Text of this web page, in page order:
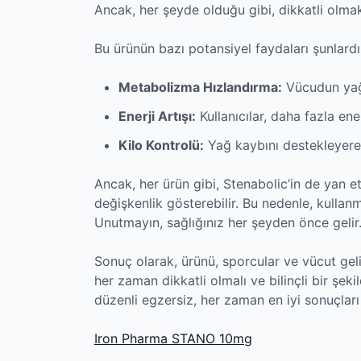
Ancak, her şeyde olduğu gibi, dikkatli
Bu ürünün bazı potansiyel faydaları
Metabolizma Hızlandırma: Vücudun
Enerji Artışı: Kullanıcılar, daha fazla
Kilo Kontrolü: Yağ kaybını
Ancak, her ürün gibi, Stenabolic’in de yan
değişkenlik gösterebilir. Bu nedenle,
Unutmayın, sağlığınız her şeyden önce gelir.
Sonuç olarak, ürünü, sporcular ve vücut
her zaman dikkatli olmalı ve bilinçli bir
düzenli egzersiz, her zaman en iyi
Iron Pharma STANO 10mg